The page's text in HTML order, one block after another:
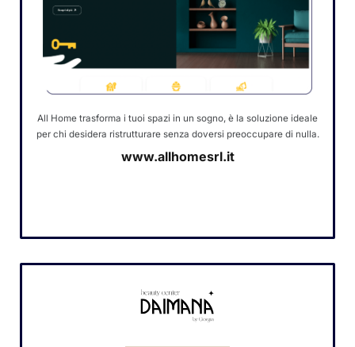
All Home trasforma i tuoi spazi in un sogno, è la soluzione ideale
per chi desidera ristrutturare senza doversi preoccupare di nulla.
www.allhomesrl.it